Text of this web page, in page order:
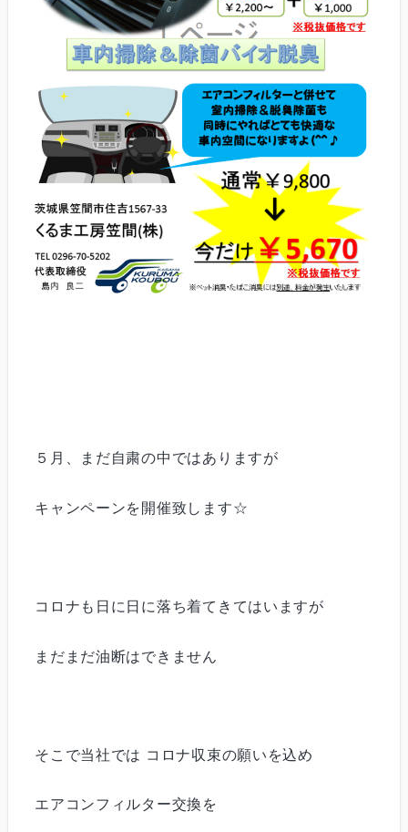
５月、まだ自粛の中ではありますが
キャンペーンを開催致します☆
コロナも日に日に落ち着てきてはいますが
まだまだ油断はできません
そこで当社では コロナ収束の願いを込め
エアコンフィルター交換を